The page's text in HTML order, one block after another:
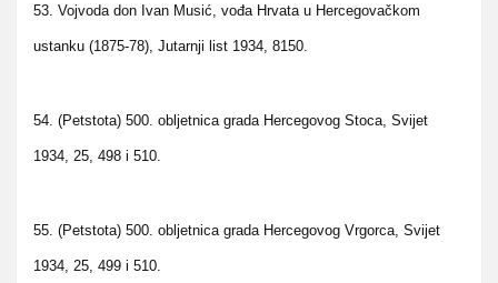
53. Vojvoda don Ivan Musić, vođa Hrvata u Hercegovačkom
ustanku (1875-78), Jutarnji list 1934, 8150.
54. (Petstota) 500. obljetnica grada Hercegovog Stoca, Svijet
1934, 25, 498 i 510.
55. (Petstota) 500. obljetnica grada Hercegovog Vrgorca, Svijet
1934, 25, 499 i 510.